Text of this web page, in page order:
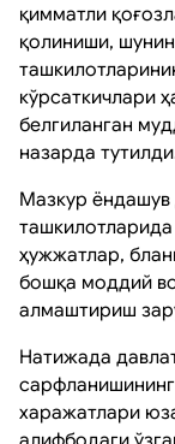
қимматли
қолиниши,
кўрсаткичлари
белгиланган
назарда
Мазкур ёндашув
ҳужжатлар,
бошқа моддий
алмаштириш
Натижада
харажатлари